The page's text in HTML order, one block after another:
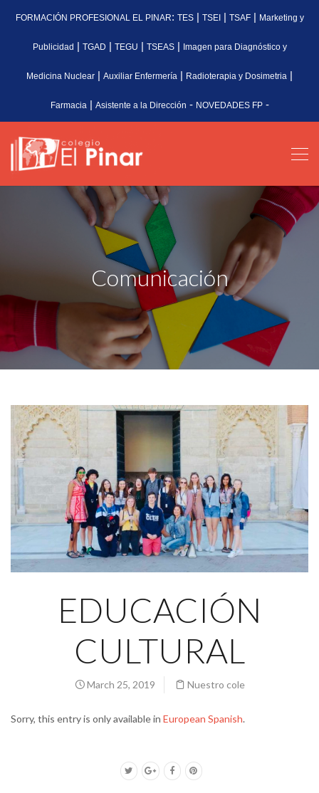
FORMACIÓN PROFESIONAL EL PINAR: TES| TSEI| TSAF| Marketing y
Publicidad | TGAD | TEGU | TSEAS| Imagen para Diagnóstico y
Medicina Nuclear | Auxiliar Enfermería | Radioterapia y Dosimetria |
Farmacia | Asistente a la Dirección - NOVEDADES FP-
Comunicación
EDUCACIÓN
CULTURAL
March 25, 2019 Nuestro cole
Sorry, this entry is only available in European Spanish.